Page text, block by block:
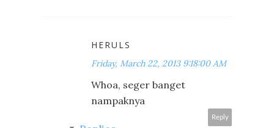
HERULS
Friday, March 22, 2013 9:18:00 AM
Whoa, seger banget
nampaknya
Reply